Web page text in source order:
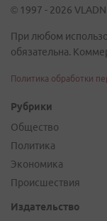
© 1997 - 2026
При любом
обязательна.
Политика обработки
Рубрики
Общество
Политика
Экономика
Происшествия
Издательство